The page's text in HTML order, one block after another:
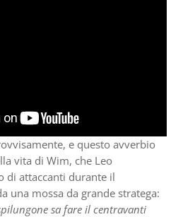
e questo avverbio
vita di Wim, che Leo
di attaccanti durante il
una mossa da grande stratega:
sa fare il centravanti